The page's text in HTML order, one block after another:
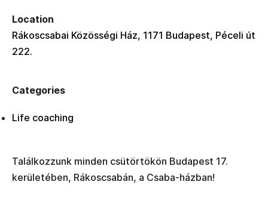
Location
Rákoscsabai Közösségi Ház, 1171 Budapest, Péceli út
222.
Categories
Life coaching
Találkozzunk minden csütörtökön Budapest 17.
kerületében, Rákoscsabán, a Csaba-házban!